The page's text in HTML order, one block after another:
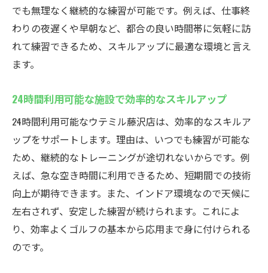
でも無理なく継続的な練習が可能です。例えば、仕事終
わりの夜遅くや早朝など、都合の良い時間帯に気軽に訪
れて練習できるため、スキルアップに最適な環境と言え
ます。
24時間利用可能な施設で効率的なスキルアップ
24時間利用可能なウテミル藤沢店は、効率的なスキルア
ップをサポートします。理由は、いつでも練習が可能な
ため、継続的なトレーニングが途切れないからです。例
えば、急な空き時間に利用できるため、短期間での技術
向上が期待できます。また、インドア環境なので天候に
左右されず、安定した練習が続けられます。これによ
り、効率よくゴルフの基本から応用まで身に付けられる
のです。